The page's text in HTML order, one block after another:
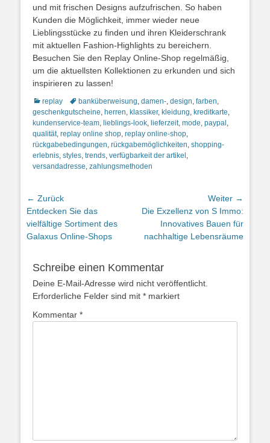
und mit frischen Designs aufzufrischen. So haben
Kunden die Möglichkeit, immer wieder neue
Lieblingsstücke zu finden und ihren Kleiderschrank
mit aktuellen Fashion-Highlights zu bereichern.
Besuchen Sie den Replay Online-Shop regelmäßig,
um die aktuellsten Kollektionen zu erkunden und sich
inspirieren zu lassen!
Kategorien
replay Schlagworte
banküberweisung, damen-, design, farben,
geschenkgutscheine, herren, klassiker, kleidung, kreditkarte,
kundenservice-team, lieblings-look, lieferzeit, mode, paypal ,
qualität, replay online shop, replay online-shop,
rückgabebedingungen, rückgabemöglichkeiten, shopping-
erlebnis, styles, trends, verfügbarkeit der artikel ,
versandadresse, zahlungsmethoden
Beitragsnavigation
← Zurück
Vorheriger
Beitrag:
Entdecken Sie das
vielfältige Sortiment des
Galaxus Online-Shops
Weiter →
Nächster
Beitrag:
Die Exzellenz von S Immo:
Innovatives Bauen für
nachhaltige Lebensräume
Schreibe einen Kommentar
Deine E-Mail-Adresse wird nicht veröffentlicht.
Erforderliche Felder sind mit * markiert
Kommentar *